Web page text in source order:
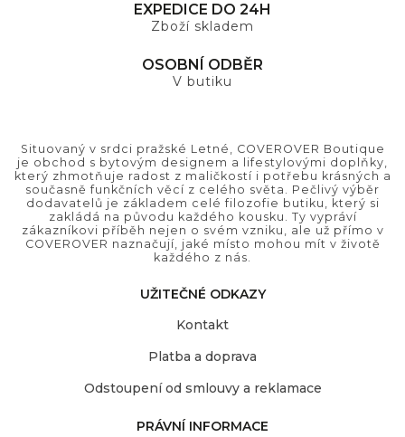
EXPEDICE DO 24H
Zboží skladem
OSOBNÍ ODBĚR
V butiku
Situovaný v srdci pražské Letné, COVEROVER Boutique
je obchod s bytovým designem a lifestylovými doplňky,
který zhmotňuje radost z maličkostí i potřebu krásných a
současně funkčních věcí z celého světa. Pečlivý výběr
dodavatelů je základem celé filozofie butiku, který si
zakládá na původu každého kousku. Ty vypráví
zákazníkovi příběh nejen o svém vzniku, ale už přímo v
COVEROVER naznačují, jaké místo mohou mít v životě
každého z nás.
UŽITEČNÉ ODKAZY
Kontakt
Platba a doprava
Odstoupení od smlouvy a reklamace
PRÁVNÍ INFORMACE